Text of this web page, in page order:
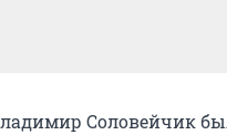
Соловейчик